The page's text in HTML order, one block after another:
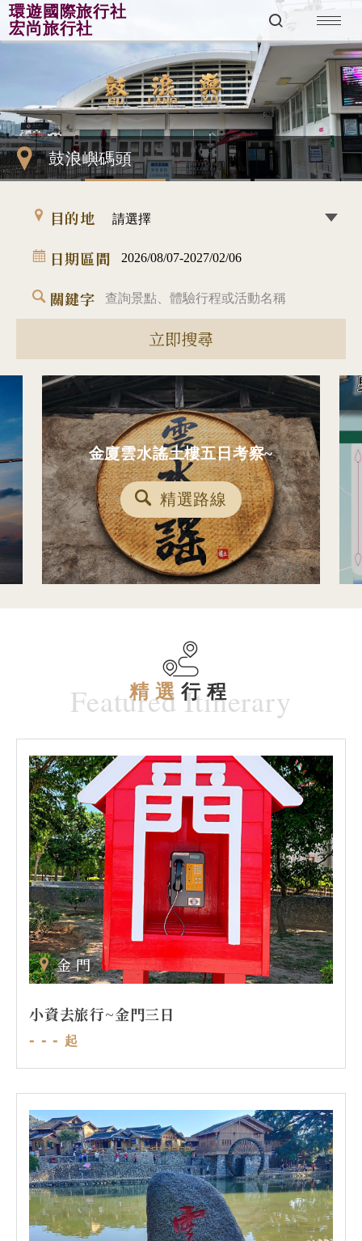
環遊國際旅行社
宏尚旅行社
鼓浪嶼碼頭
目的地
日期區間
關鍵字
金廈雲水謠土樓五日考察~
精選路線
精選 行程
Featured Itinerary
金門
小資去旅行~金門三日
- - -